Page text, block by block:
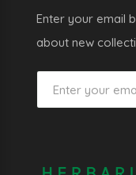
Enter your email
about new